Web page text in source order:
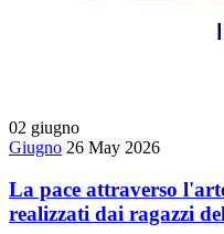
02 giugno
Giugno 26 May 2026
La pace attraverso
realizzati dai ragazzi